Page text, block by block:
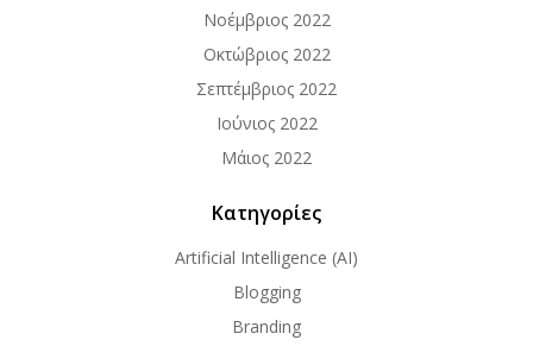
Νοέμβριος 2022
Οκτώβριος 2022
Σεπτέμβριος 2022
Ιούνιος 2022
Μάιος 2022
Κατηγορίες
Artificial Intelligence (AI)
Blogging
Branding